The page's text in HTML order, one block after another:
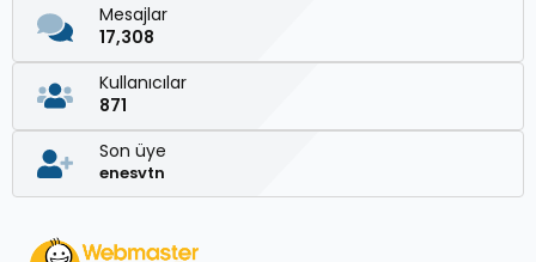
Mesajlar
17,308
Kullanıcılar
871
Son üye
enesvtn